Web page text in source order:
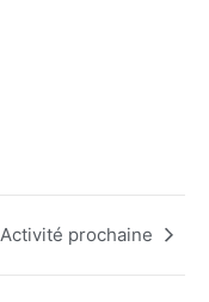
Activité prochaine